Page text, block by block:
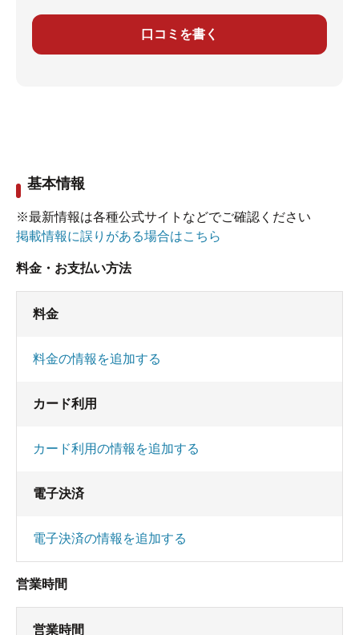
口コミを書く
基本情報
※最新情報は各種公式サイトなどでご確認ください
掲載情報に誤りがある場合はこちら
料金・お支払い方法
料金
料金の情報を追加する
カード利用
カード利用の情報を追加する
電子決済
電子決済の情報を追加する
営業時間
営業時間